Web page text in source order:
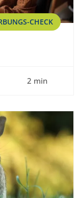
CHECK
2 min